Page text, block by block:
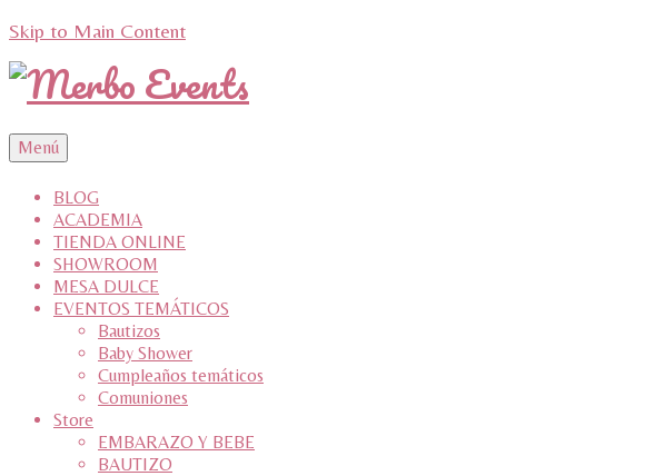
Skip to Main Content
Menú
BLOG
ACADEMIA
TIENDA ONLINE
SHOWROOM
MESA DULCE
EVENTOS TEMÁTICOS
Bautizos
Baby Shower
Cumpleaños temáticos
Comuniones
Store
EMBARAZO Y BEBE
BAUTIZO